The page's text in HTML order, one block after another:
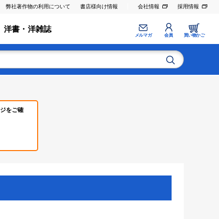
弊社著作物の利用について 書店様向け情報 会社情報 採用情報
洋書・洋雑誌
メルマガ 会員 買い物かご
をご確